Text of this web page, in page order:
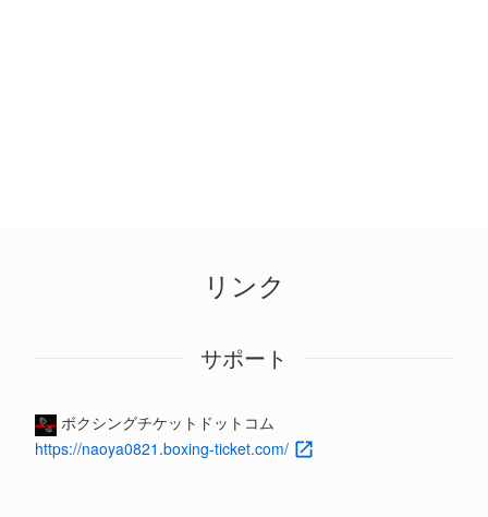
リンク
サポート
ボクシングチケットドットコム
https://naoya0821.boxing-ticket.com/